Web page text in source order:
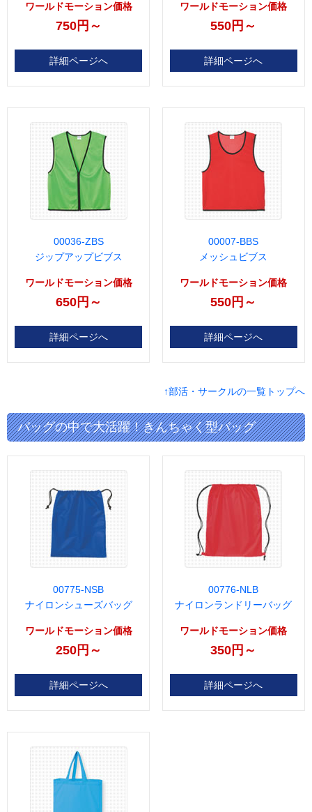
ワールドモーション価格
750円～
詳細ページへ
ワールドモーション価格
550円～
詳細ページへ
00036-ZBS
ジップアップビブス
ワールドモーション価格
650円～
詳細ページへ
00007-BBS
メッシュビブス
ワールドモーション価格
550円～
詳細ページへ
↑部活・サークルの一覧トップへ
バッグの中で大活躍！きんちゃく型バッグ
00775-NSB
ナイロンシューズバッグ
ワールドモーション価格
250円～
詳細ページへ
00776-NLB
ナイロンランドリーバッグ
ワールドモーション価格
350円～
詳細ページへ